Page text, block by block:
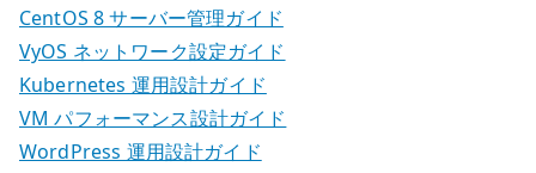
CentOS 8 サーバー管理ガイド
VyOS ネットワーク設定ガイド
Kubernetes 運用設計ガイド
VM パフォーマンス設計ガイド
WordPress 運用設計ガイド